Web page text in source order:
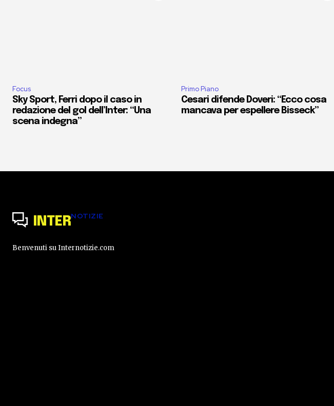
Focus
Sky Sport, Ferri dopo il caso in
redazione del gol dell’Inter: “Una
scena indegna”
Primo Piano
Cesari difende Doveri: “Ecco cosa
mancava per espellere Bisseck”
INTERNOTIZIE
Benvenuti su Internotizie.com